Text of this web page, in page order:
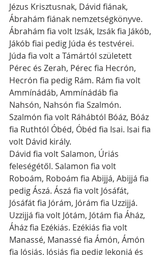
Jézus Krisztusnak, Dávid fiának,
Ábrahám fiának nemzetségkönyve.
Ábrahám fia volt Izsák, Izsák fia Jákób,
Jákób fiai pedig Júda és testvérei.
Júda fia volt a Támártól született
Pérec és Zerah, Pérec fia Hecrón,
Hecrón fia pedig Rám. Rám fia volt
Ammínádáb, Ammínádáb fia
Nahsón, Nahsón fia Szalmón.
Szalmón fia volt Ráhábtól Bóáz, Bóáz
fia Ruthtól Óbéd, Óbéd fia Isai. Isai fia
volt Dávid király.
Dávid fia volt Salamon, Úriás
feleségétől. Salamon fia volt
Roboám, Roboám fia Abijjá, Abijjá fia
pedig Ászá. Ászá fia volt Jósáfát,
Jósáfát fia Jórám, Jórám fia Uzzijjá.
Uzzijjá fia volt Jótám, Jótám fia Áház,
Áház fia Ezékiás. Ezékiás fia volt
Manassé, Manassé fia Ámón, Ámón
fia Jósiás. Jósiás fia pedig Jekonjá és